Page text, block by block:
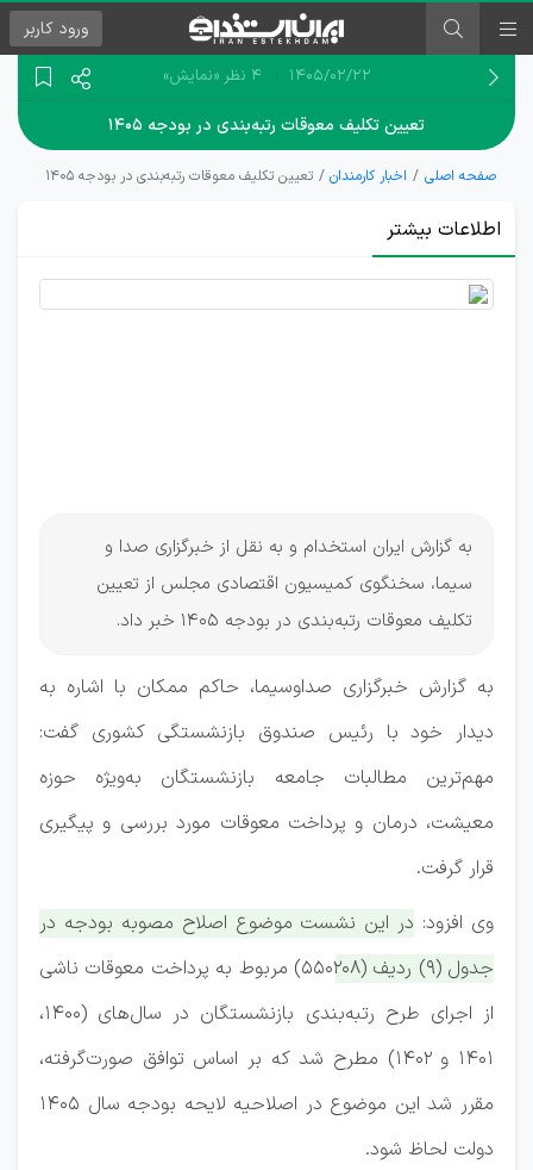
ورود کاربر
۱۴۰۵/۰۲/۲۲ 4 نظر «نمایش»
تعیین تکلیف معوقات رتبه‌بندی در بودجه ۱۴۰۵
صفحه اصلی اخبار کارمندان تعیین تکلیف معوقات رتبه‌بندی در بودجه ۱۴۰۵
اطلاعات بیشتر
تکلیف
به گزارش ایران استخدام و به نقل از خبرگزاری صدا و
سیما، سخنگوی کمیسیون اقتصادی مجلس از تعیین
تکلیف معوقات رتبه‌بندی در بودجه ۱۴۰۵ خبر داد.
به گزارش خبرگزاری صداوسیما، حاکم ممکان با اشاره به
دیدار خود با رئیس صندوق بازنشستگی کشوری گفت:
مهم‌ترین مطالبات جامعه بازنشستگان به‌ویژه حوزه
معیشت، درمان و پرداخت معوقات مورد بررسی و پیگیری
قرار گرفت.
وی افزود: در این نشست موضوع اصلاح مصوبه بودجه در
جدول (۹) ردیف (۵۵۰۲۰۸) مربوط به پرداخت معوقات ناشی
از اجرای طرح رتبه‌بندی بازنشستگان در سال‌های (۱۴۰۰،
۱۴۰۱ و ۱۴۰۲) مطرح شد که بر اساس توافق صورت‌گرفته،
مقرر شد این موضوع در اصلاحیه لایحه بودجه سال ۱۴۰۵
دولت لحاظ شود.